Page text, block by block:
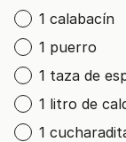
1 calabacín
1 puerro
1 taza de
1 litro de
1